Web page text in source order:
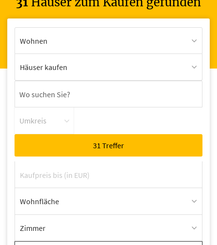
Wohnen
Häuser kaufen
Umkreis
Wohnfläche
Zimmer